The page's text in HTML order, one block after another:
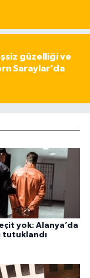
güzelliği ve
Saraylar’da
yok: Alanya’da
tutuklandı